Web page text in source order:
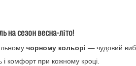
на сезон весна-літо!
чорному кольорі — чудовий
і комфорт при кожному кроці.